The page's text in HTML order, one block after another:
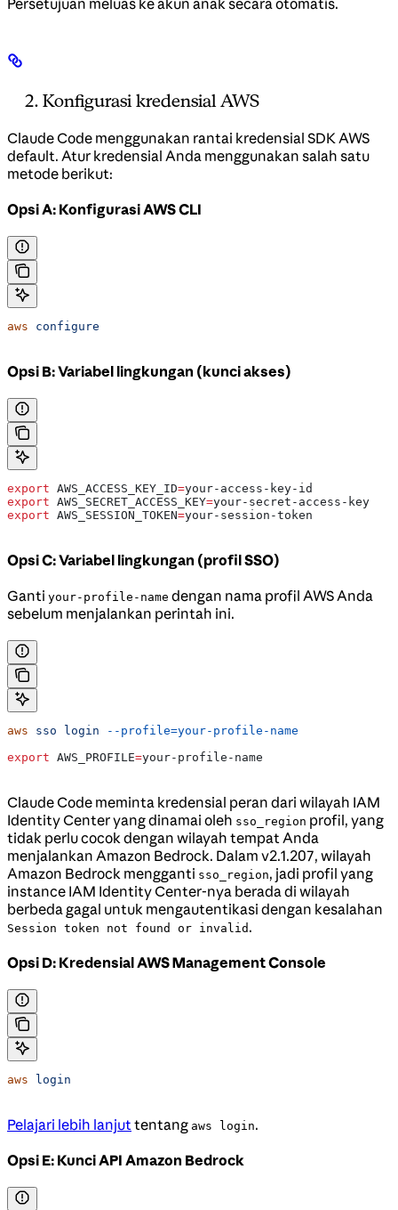
Persetujuan meluas ke akun anak secara otomatis.
Konfigurasi kredensial AWS
Claude Code menggunakan rantai kredensial SDK AWS
default. Atur kredensial Anda menggunakan salah satu
metode berikut:
Opsi A: Konfigurasi AWS CLI
aws configure
Opsi B: Variabel lingkungan (kunci akses)
export AWS_ACCESS_KEY_ID=your-access-key-id
export AWS_SECRET_ACCESS_KEY=your-secret-access-key
export AWS_SESSION_TOKEN=your-session-token
Opsi C: Variabel lingkungan (profil SSO)
Ganti your-profile-name dengan nama profil AWS Anda
sebelum menjalankan perintah ini.
aws sso login --profile=your-profile-name
export AWS_PROFILE=your-profile-name
Claude Code meminta kredensial peran dari wilayah IAM
Identity Center yang dinamai oleh sso_region profil, yang
tidak perlu cocok dengan wilayah tempat Anda
menjalankan Amazon Bedrock. Dalam v2.1.207, wilayah
Amazon Bedrock mengganti sso_region, jadi profil yang
instance IAM Identity Center-nya berada di wilayah
berbeda gagal untuk mengautentikasi dengan kesalahan
Session token not found or invalid .
Opsi D: Kredensial AWS Management Console
aws login
Pelajari lebih lanjut tentang aws login.
Opsi E: Kunci API Amazon Bedrock